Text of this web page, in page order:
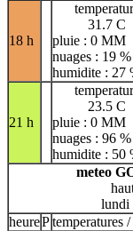
18 h
31.7 C
pluie : 0 MM
nuages : 19 %
humidite : 27
21 h
23.5 C
pluie : 0 MM
nuages : 96 %
humidite : 50
meteo
lundi
heurePtemperatures